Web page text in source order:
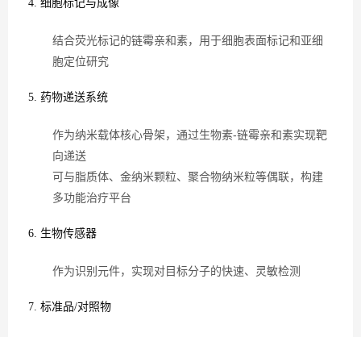
4. 细胞标记与成像
结合荧光标记的链霉亲和素，用于细胞表面标记和亚细
胞定位研究
5. 药物递送系统
作为纳米载体核心骨架，通过生物素-链霉亲和素实现靶
向递送
可与脂质体、金纳米颗粒、聚合物纳米粒等偶联，构建
多功能治疗平台
6. 生物传感器
作为识别元件，实现对目标分子的快速、灵敏检测
7. 标准品/对照物